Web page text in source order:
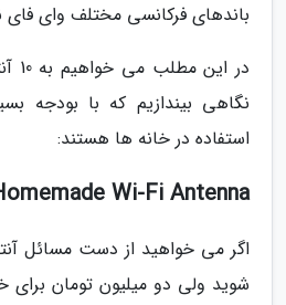
باندهای فرکانسی مختلف وای فای
نگاهی بیندازیم که با بودجه
استفاده در خانه ها هستند:
Wi-Fi Antenna
اگر می خواهید از دست مسائل
شوید ولی دو میلیون تومان برای